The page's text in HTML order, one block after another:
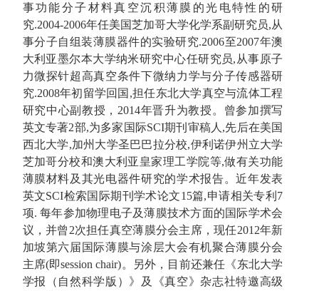
事功能分子材料真空沉积薄膜的光电特性的研
究.2004-2006年任美国芝加哥大学化学系副研究员,从
事分子自组装薄膜器件的实验研究.2006至2007年澳
大利亚墨尔本大学纳米研究中心任研究员,从事原子
力微探针超高真空条件下微纳力学与分子传感器研
究.2008年初留学回国,担任东北大学真空与流体工程
研究中心副教授，2014年晋升为教授。曾参加撰写
英文专著2部,为多家国际SCI期刊审稿人,先后在美国
西北大学,加州大学圣巴巴拉分校,伊利诺伊州立大学
芝加哥分校和澳大利亚皇家理工学院等,做有关功能
薄膜材料及其光电器件研究的学术报告。近年发表
英文SCI检索国际期刊学术论文15篇,申请相关专利7
项. 每年参加物理电子及薄膜技术方面的国际学术会
议，并曾2次担任真空薄膜分会主席，现任2012年新
加坡第六届国际薄膜与涂层大会有机聚合薄膜分会
主席(即session chair)。另外，目前还兼任《东北大学
学报（自然科学版）》及《真空》杂志社特邀高级